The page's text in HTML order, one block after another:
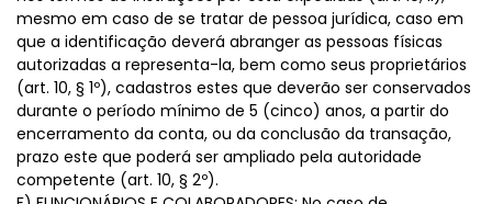
mesmo em caso de se tratar de pessoa jurídica, caso em
que a identificação deverá abranger as pessoas físicas
autorizadas a representa-la, bem como seus proprietários
(art. 10, § 1º), cadastros estes que deverão ser conservados
durante o período mínimo de 5 (cinco) anos, a partir do
encerramento da conta, ou da conclusão da transação,
prazo este que poderá ser ampliado pela autoridade
competente (art. 10, § 2º).